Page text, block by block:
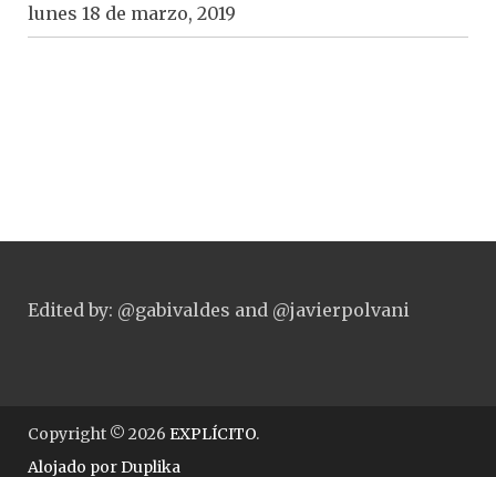
lunes 18 de marzo, 2019
Edited by: @gabivaldes and @javierpolvani
Copyright © 2026 EXPLÍCITO.
Alojado porDuplika